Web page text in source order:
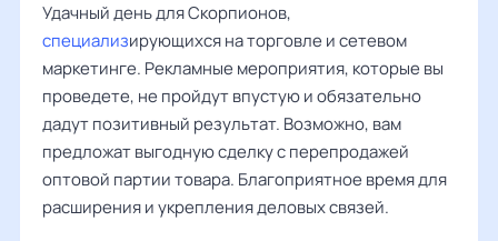
Удачный день для Скорпионов,
специализирующихся на торговле и сетевом
маркетинге. Рекламные мероприятия, которые вы
проведете, не пройдут впустую и обязательно
дадут позитивный результат. Возможно, вам
предложат выгодную сделку с перепродажей
оптовой партии товара. Благоприятное время для
расширения и укрепления деловых связей.